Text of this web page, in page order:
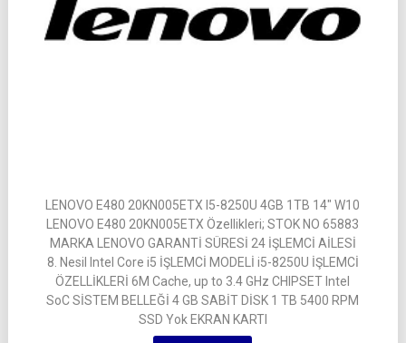
LENOVO E480 20KN005ETX I5-8250U 4GB 1TB 14″ W10
LENOVO E480 20KN005ETX Özellikleri; STOK NO 65883
MARKA LENOVO GARANTİ SÜRESİ 24 İŞLEMCİ AİLESİ
8. Nesil Intel Core i5 İŞLEMCİ MODELİ i5-8250U İŞLEMCİ
ÖZELLİKLERİ 6M Cache, up to 3.4 GHz CHIPSET Intel
SoC SİSTEM BELLEĞİ 4 GB SABİT DİSK 1 TB 5400 RPM
SSD Yok EKRAN KARTI